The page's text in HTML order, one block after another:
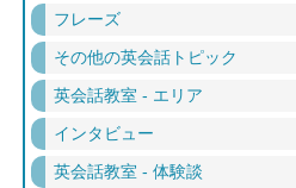
フレーズ
その他の英会話トピック
英会話教室 - エリア
インタビュー
英会話教室 - 体験談